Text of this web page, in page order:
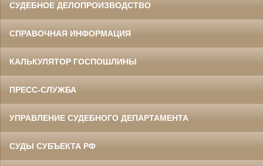
СУДЕБНОЕ ДЕЛОПРОИЗВОДСТВО
СПРАВОЧНАЯ ИНФОРМАЦИЯ
КАЛЬКУЛЯТОР ГОСПОШЛИНЫ
ПРЕСС-СЛУЖБА
УПРАВЛЕНИЕ СУДЕБНОГО ДЕПАРТАМЕНТА
СУДЫ СУБЪЕКТА РФ